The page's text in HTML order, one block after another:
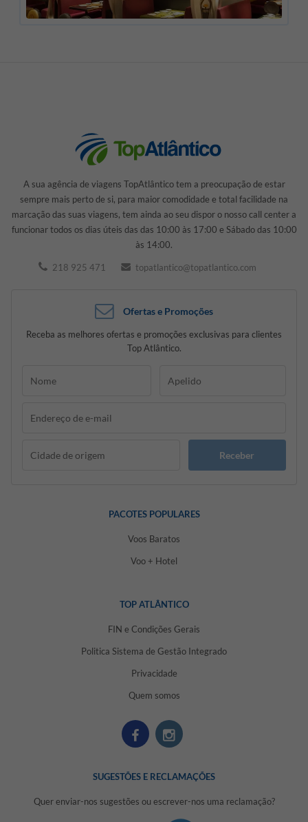
A sua agência de viagens TopAtlântico tem a preocupação de estar
sempre mais perto de si, para maior comodidade e total facilidade na
marcação das suas viagens, tem ainda ao seu dispor o nosso call center a
funcionar todos os dias úteis das das 10:00 às 17:00 e Sábado das 10:00
às 14:00.
218 925 471 topatlantico@topatlantico.com
Ofertas e Promoções
Receba as melhores ofertas e promoções exclusivas para clientes
Top Atlântico.
Receber
PACOTES POPULARES
Voos Baratos
Voo + Hotel
TOP ATLÂNTICO
FIN e Condições Gerais
Politica Sistema de Gestão Integrado
Privacidade
Quem somos
SUGESTÕES E RECLAMAÇÕES
Quer enviar-nos sugestões ou escrever-nos uma reclamação?